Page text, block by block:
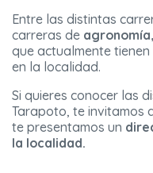
Entre las distintas
carreras de
que actualmente
en la localidad.
Si quieres conocer las
Tarapoto, te invitamos
te presentamos un
la localidad.